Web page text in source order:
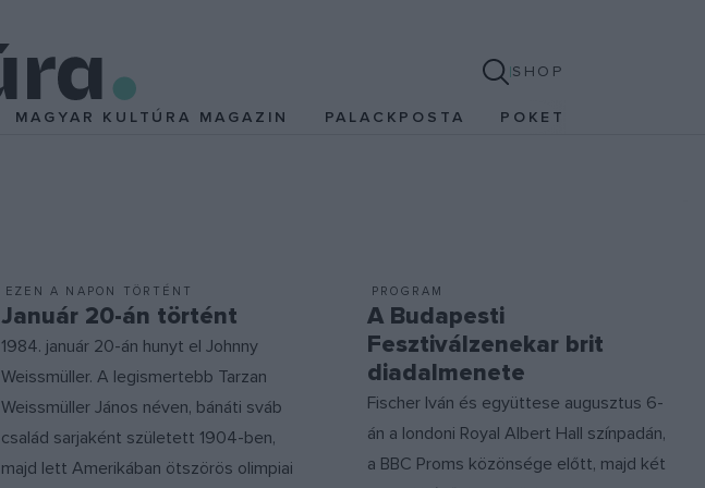
SHOP
MAGYAR KULTÚRA MAGAZIN PALACKPOSTA POKET
EZEN A NAPON TÖRTÉNT
Január 20-án történt
1984. január 20-án hunyt el Johnny
Weissmüller. A legismertebb Tarzan
Weissmüller János néven, bánáti sváb
család sarjaként született 1904-ben,
majd lett Amerikában ötszörös olimpiai
PROGRAM
A Budapesti
Fesztiválzenekar brit
diadalmenete
Fischer Iván és együttese augusztus 6-
án a londoni Royal Albert Hall színpadán,
a BBC Proms közönsége előtt, majd két